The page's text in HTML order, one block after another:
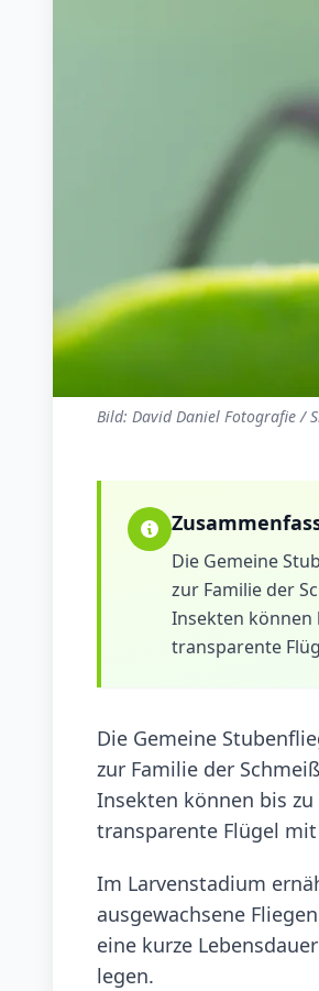
Bild: David Daniel Fotografie /
Die Gemeine
zur Familie der
Insekten können
transparente
Die Gemeine
zur Familie der
Insekten können bis
transparente Flügel
Im Larvenstadium
ausgewachsene
eine kurze
legen.